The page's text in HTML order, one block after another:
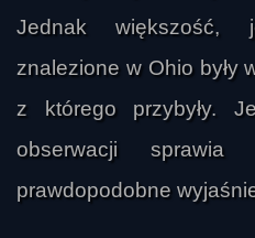
Jednak większość,
znalezione w Ohio były
z którego przybyły.
obserwacji
prawdopodobne
Marek Tytus